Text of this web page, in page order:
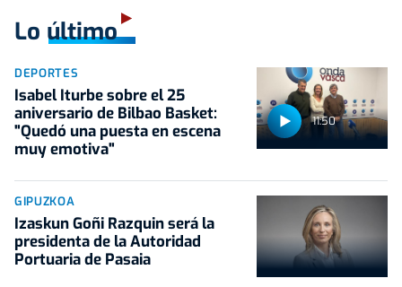
Lo último
11:50
DEPORTES
Isabel Iturbe sobre el 25
aniversario de Bilbao Basket:
"Quedó una puesta en escena
muy emotiva"
GIPUZKOA
Izaskun Goñi Razquin será la
presidenta de la Autoridad
Portuaria de Pasaia